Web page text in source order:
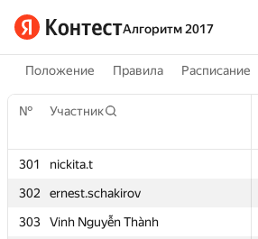
Алгоритм 2017
Положение Правила Расписание
№ Участник
301 nickita.t
302
ernest.schakirov
303
Vinh Nguyễn Thành
№ Участник
301 nickita.t
302
ernest.schakirov
303
Vinh Nguyễn Thành